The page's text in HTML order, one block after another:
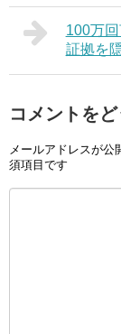
100万
証拠を
コメントを
メールアドレスが公
須項目です